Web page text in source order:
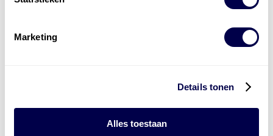
Marketing
Details tonen
Alles toestaan
voor alle sectoren
Welke olie heb ik nodig
de Groot